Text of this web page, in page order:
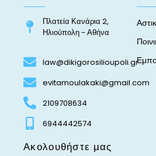
Πλατεία Κανάρια 2,
Ηλιούπολη - Αθήνα
law@dikigorosilioupoli.gr
evitamoulakaki@gmail.com
2109708634
6944442574
Ακολουθήστε μας